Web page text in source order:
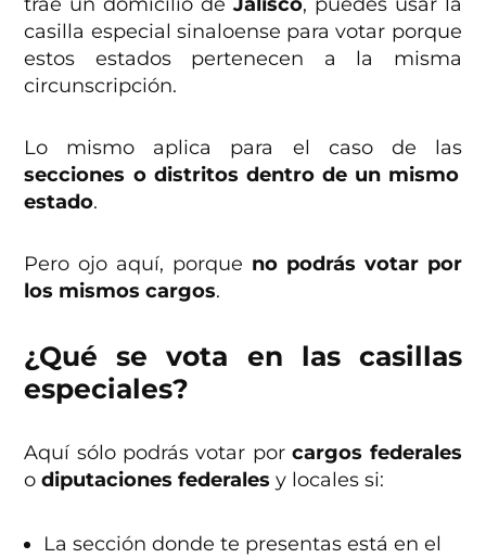
casilla especial sinaloense para votar porque
estos estados pertenecen a la misma
circunscripción.
Lo mismo aplica para el caso de las
secciones o distritos dentro de un mismo
estado.
Pero ojo aquí, porque no podrás votar por
los mismos cargos.
¿Qué se vota en las casillas
especiales?
Aquí sólo podrás votar porcargos federales
odiputaciones federales y locales si:
La sección donde te presentas está en el